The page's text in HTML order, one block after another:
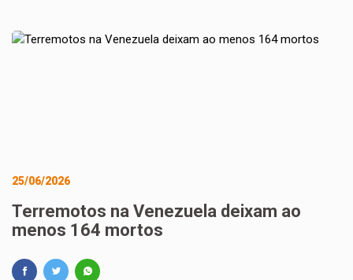
25/06/2026
Terremotos na Venezuela deixam ao
menos 164 mortos